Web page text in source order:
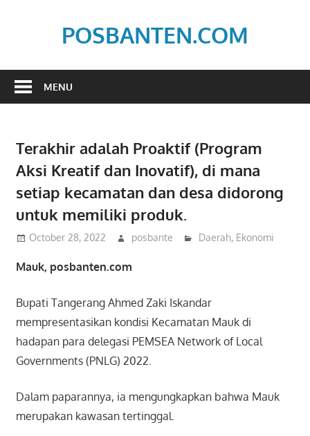
POSBANTEN.COM
Dan
MENU
Terakhir adalah Proaktif (Program
Aksi Kreatif dan Inovatif), di mana
setiap kecamatan dan desa didorong
untuk memiliki produk.
October 28, 2022 posbante Daerah, Ekonomi
Mauk, posbanten.com
Bupati Tangerang Ahmed Zaki Iskandar
mempresentasikan kondisi Kecamatan Mauk di
hadapan para delegasi PEMSEA Network of Local
Governments (PNLG) 2022.
Dalam paparannya, ia mengungkapkan bahwa Mauk
merupakan kawasan tertinggal.